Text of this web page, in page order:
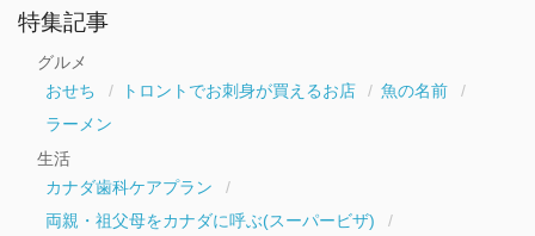
ー
カ
特集記事
グルメ
おせち
トロントでお刺身が買えるお店
魚の名前
ラーメン
生活
カナダ歯科ケアプラン
両親・祖父母をカナダに呼ぶ(スーパービザ)